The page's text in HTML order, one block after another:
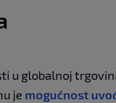
u globalnoj
je mogućnost